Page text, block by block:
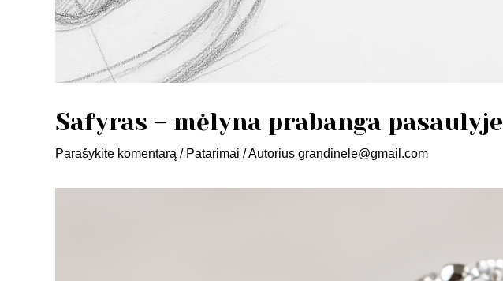
Safyras – mėlyna prabanga pasaulyje
Parašykite komentarą / Patarimai / Autorius grandinele@gmail.com